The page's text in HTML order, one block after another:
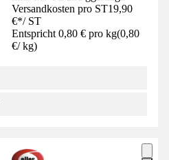
Versandkosten pro ST19,90
€*/ ST
Entspricht 0,80 € pro kg(0,80
€/ kg)